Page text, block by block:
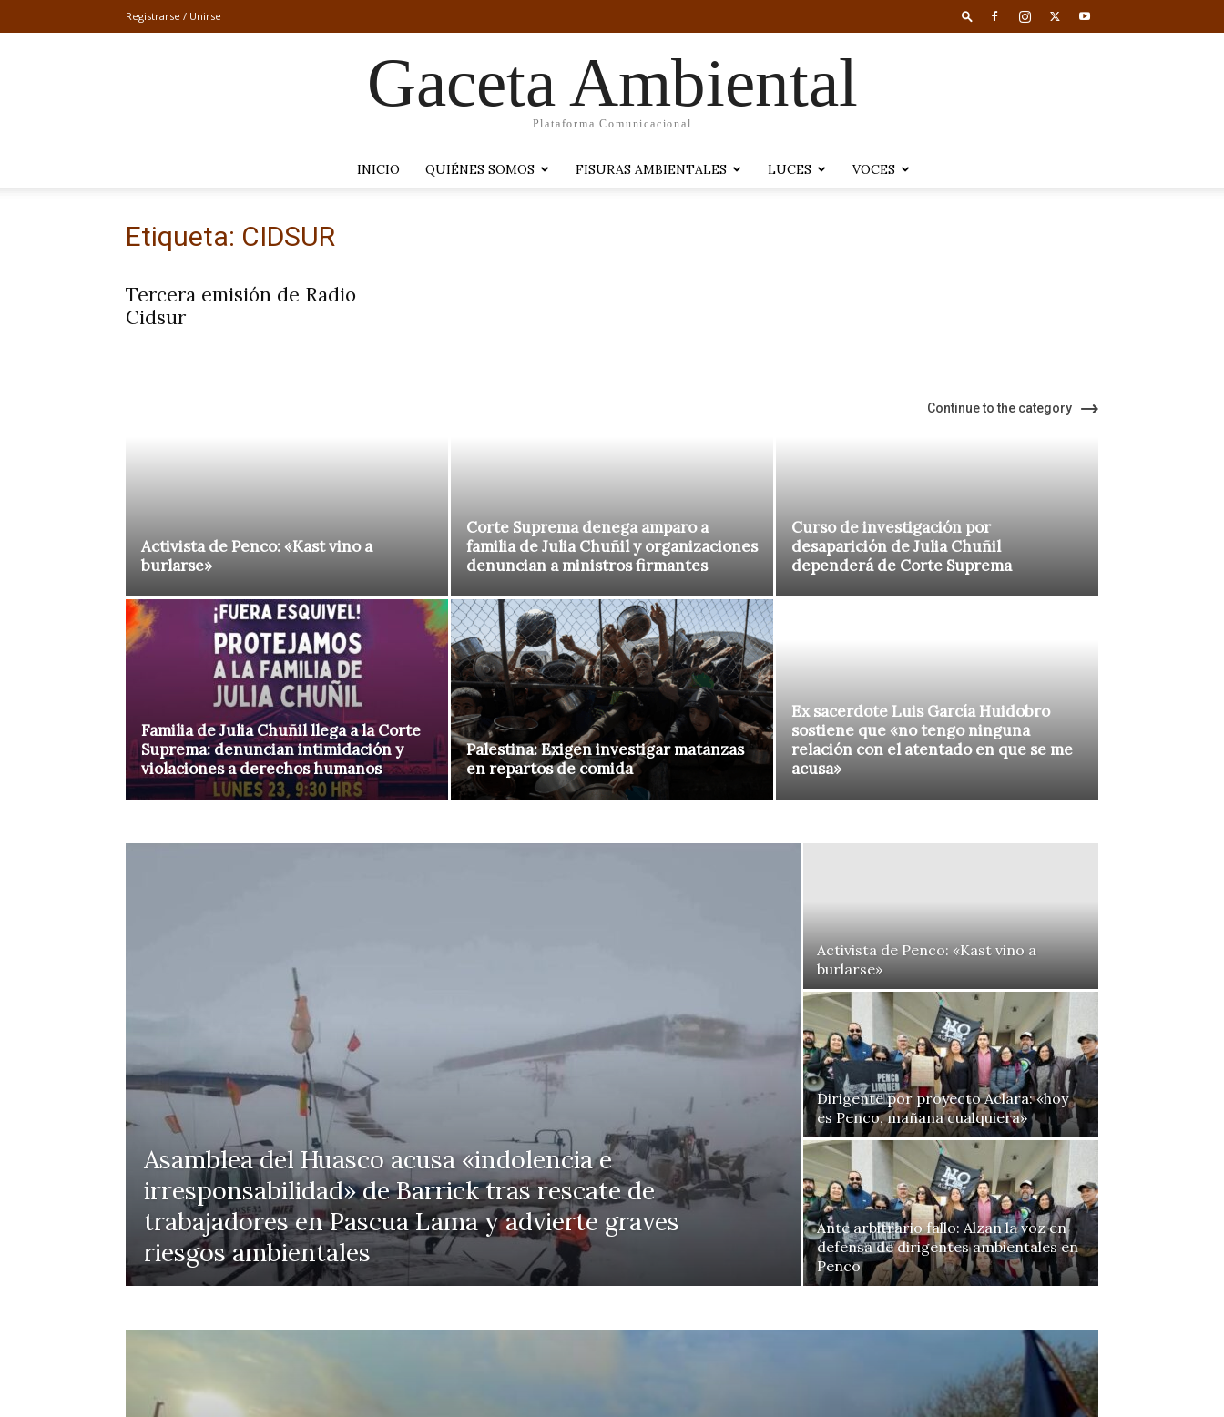
Registrarse / Unirse
Gaceta Ambiental
Plataforma Comunicacional
INICIO QUIÉNES SOMOS FISURAS AMBIENTALES LUCES VOCES
Etiqueta: CIDSUR
Tercera emisión de Radio
Cidsur
Continue to the category
Activista de Penco: «Kast vino a
burlarse»
Corte Suprema denega amparo a
familia de Julia Chuñil y organizaciones
denuncian a ministros firmantes
Curso de investigación por
desaparición de Julia Chuñil
dependerá de Corte Suprema
Familia de Julia Chuñil llega a la Corte
Suprema: denuncian intimidación y
violaciones a derechos humanos
Palestina: Exigen investigar matanzas
en repartos de comida
Ex sacerdote Luis García Huidobro
sostiene que «no tengo ninguna
relación con el atentado en que se me
acusa»
Asamblea del Huasco acusa «indolencia e
irresponsabilidad» de Barrick tras rescate de
trabajadores en Pascua Lama y advierte graves
riesgos ambientales
Activista de Penco: «Kast vino a
burlarse»
Dirigente por proyecto Aclara: «hoy
es Penco, mañana cualquiera»
Ante arbitrario fallo: Alzan la voz en
defensa de dirigentes ambientales en
Penco
Continue to the category